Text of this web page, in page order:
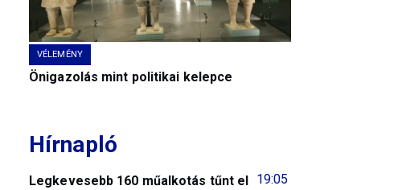
VÉLEMÉNY
Önigazolás mint politikai kelepce
Hírnapló
19:05
Legkevesebb 160 műalkotás tűnt el